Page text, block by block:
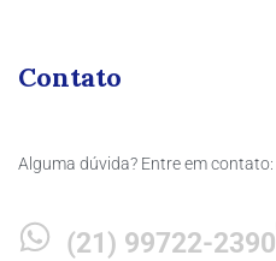
Contato
Alguma dúvida? Entre em contato:
(21) 99722-2390